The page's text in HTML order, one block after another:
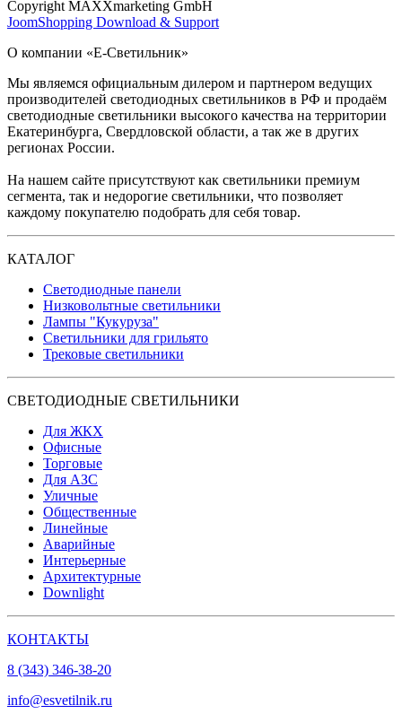
Copyright MAXXmarketing GmbH
JoomShopping Download & Support
О компании «Е-Светильник»
Мы являемся официальным дилером и партнером ведущих
производителей светодиодных светильников в РФ и продаём
светодиодные светильники высокого качества на территории
Екатеринбурга, Свердловской области, а так же в других
регионах России.
На нашем сайте присутствуют как светильники премиум
сегмента, так и недорогие светильники, что позволяет
каждому покупателю подобрать для себя товар.
КАТАЛОГ
Светодиодные панели
Низковольтные светильники
Лампы "Кукуруза"
Светильники для грильято
Трековые светильники
СВЕТОДИОДНЫЕ СВЕТИЛЬНИКИ
Для ЖКХ
Офисные
Торговые
Для АЗС
Уличные
Общественные
Линейные
Аварийные
Интерьерные
Архитектурные
Downlight
КОНТАКТЫ
8 (343) 346-38-20
info@esvetilnik.ru